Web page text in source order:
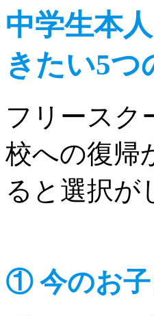
中学生本
きたい5つ
フリースク
校への復帰
ると選択が
① 今のお子